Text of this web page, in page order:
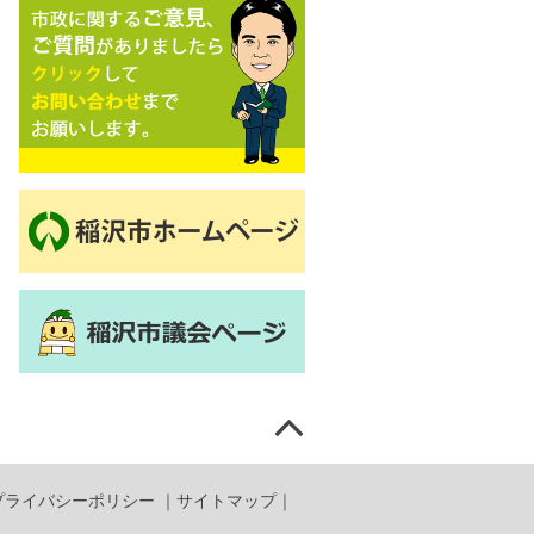
ライバシーポリシー ｜ サイトマップ｜